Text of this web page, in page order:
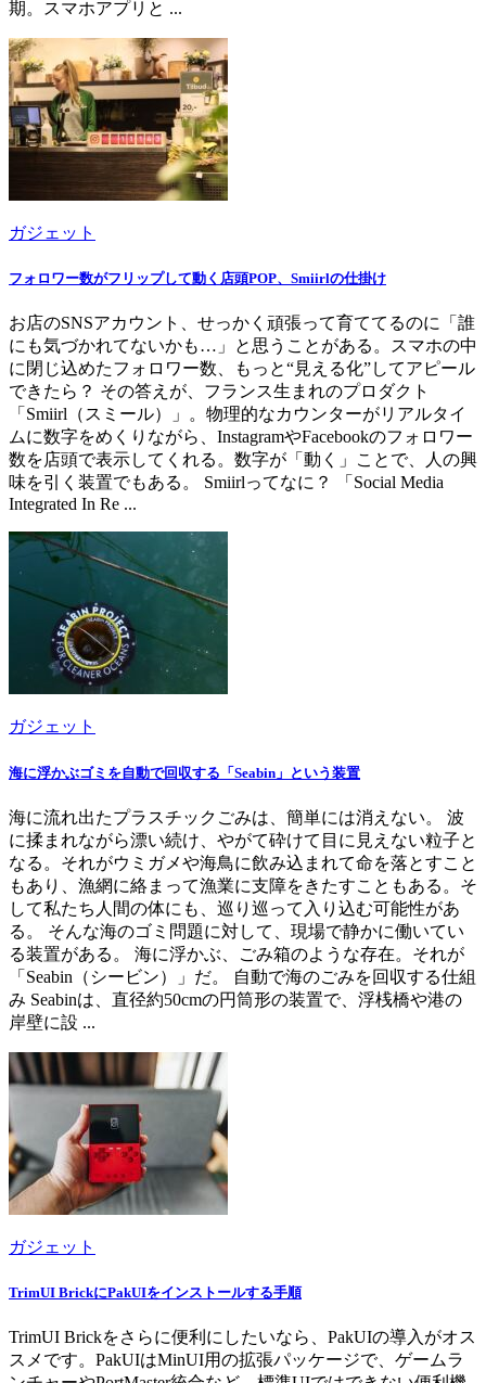
期。スマホアプリと ...
ガジェット
フォロワー数がフリップして動く店頭POP、Smiirlの仕掛け
お店のSNSアカウント、せっかく頑張って育ててるのに「誰
にも気づかれてないかも…」と思うことがある。スマホの中
に閉じ込めたフォロワー数、もっと“見える化”してアピール
できたら？ その答えが、フランス生まれのプロダクト
「Smiirl（スミール）」。物理的なカウンターがリアルタイ
ムに数字をめくりながら、InstagramやFacebookのフォロワー
数を店頭で表示してくれる。数字が「動く」ことで、人の興
味を引く装置でもある。 Smiirlってなに？ 「Social Media
Integrated In Re ...
ガジェット
海に浮かぶゴミを自動で回収する「Seabin」という装置
海に流れ出たプラスチックごみは、簡単には消えない。 波
に揉まれながら漂い続け、やがて砕けて目に見えない粒子と
なる。それがウミガメや海鳥に飲み込まれて命を落とすこと
もあり、漁網に絡まって漁業に支障をきたすこともある。そ
して私たち人間の体にも、巡り巡って入り込む可能性があ
る。 そんな海のゴミ問題に対して、現場で静かに働いてい
る装置がある。 海に浮かぶ、ごみ箱のような存在。それが
「Seabin（シービン）」だ。 自動で海のごみを回収する仕組
み Seabinは、直径約50cmの円筒形の装置で、浮桟橋や港の
岸壁に設 ...
ガジェット
TrimUI BrickにPakUIをインストールする手順
TrimUI Brickをさらに便利にしたいなら、PakUIの導入がオス
スメです。PakUIはMinUI用の拡張パッケージで、ゲームラ